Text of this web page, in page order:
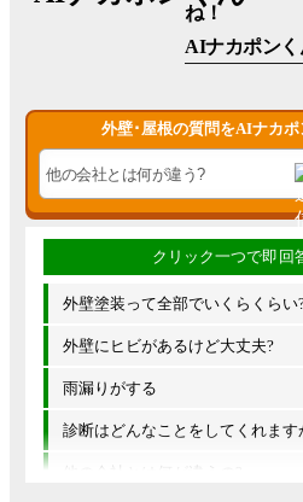
ね！
AIナカポンく
外壁･屋根の質問をAIナカポ
外壁塗装って全部でいくらくらい
外壁にヒビがあるけど大丈夫?
雨漏りがする
診断はどんなことをしてくれます
他の会社とは何が違うの?